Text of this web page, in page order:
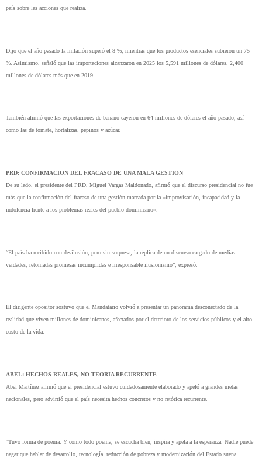
país sobre las acciones que realiza.
Dijo que el año pasado la inflación superó el 8 %, mientras que los productos esenciales subieron un 75
%. Asimismo, señaló que las importaciones alcanzaron en 2025 los 5,591 millones de dólares, 2,400
millones de dólares más que en 2019.
También afirmó que las exportaciones de banano cayeron en 64 millones de dólares el año pasado, así
como las de tomate, hortalizas, pepinos y azúcar.
PRD: CONFIRMACION DEL FRACASO DE UNA MALA GESTION
De su lado, el presidente del PRD, Miguel Vargas Maldonado, afirmó que el discurso presidencial no fue
más que la confirmación del fracaso de una gestión marcada por la «improvisación, incapacidad y la
indolencia frente a los problemas reales del pueblo dominicano».
“El país ha recibido con desilusión, pero sin sorpresa, la réplica de un discurso cargado de medias
verdades, retomadas promesas incumplidas e irresponsable ilusionismo”, expresó.
El dirigente opositor sostuvo que el Mandatario volvió a presentar un panorama desconectado de la
realidad que viven millones de dominicanos, afectados por el deterioro de los servicios públicos y el alto
costo de la vida.
ABEL: HECHOS REALES, NO TEORIA RECURRENTE
Abel Martínez afirmó que el presidencial estuvo cuidadosamente elaborado y apeló a grandes metas
nacionales, pero advirtió que el país necesita hechos concretos y no retórica recurrente.
“Tuvo forma de poema. Y como todo poema, se escucha bien, inspira y apela a la esperanza. Nadie puede
negar que hablar de desarrollo, tecnología, reducción de pobreza y modernización del Estado suena